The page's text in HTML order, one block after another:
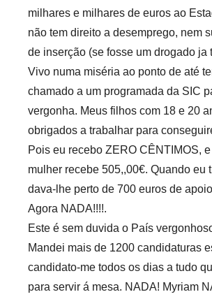
milhares e milhares de euros ao
não tem direito a desemprego, nem
de inserção (se fosse um drogado ja
Vivo numa miséria ao ponto de até
chamado a um programada da SIC
vergonha. Meus filhos com 18 e 20
obrigados a trabalhar para
Pois eu recebo ZERO CÊNTIMOS,
mulher recebe 505,,00€. Quando eu
dava-lhe perto de 700 euros de
Agora NADA!!!!.
Este é sem duvida o País
Mandei mais de 1200 candidaturas
candidato-me todos os dias a tudo
para servir á mesa. NADA! Myriam